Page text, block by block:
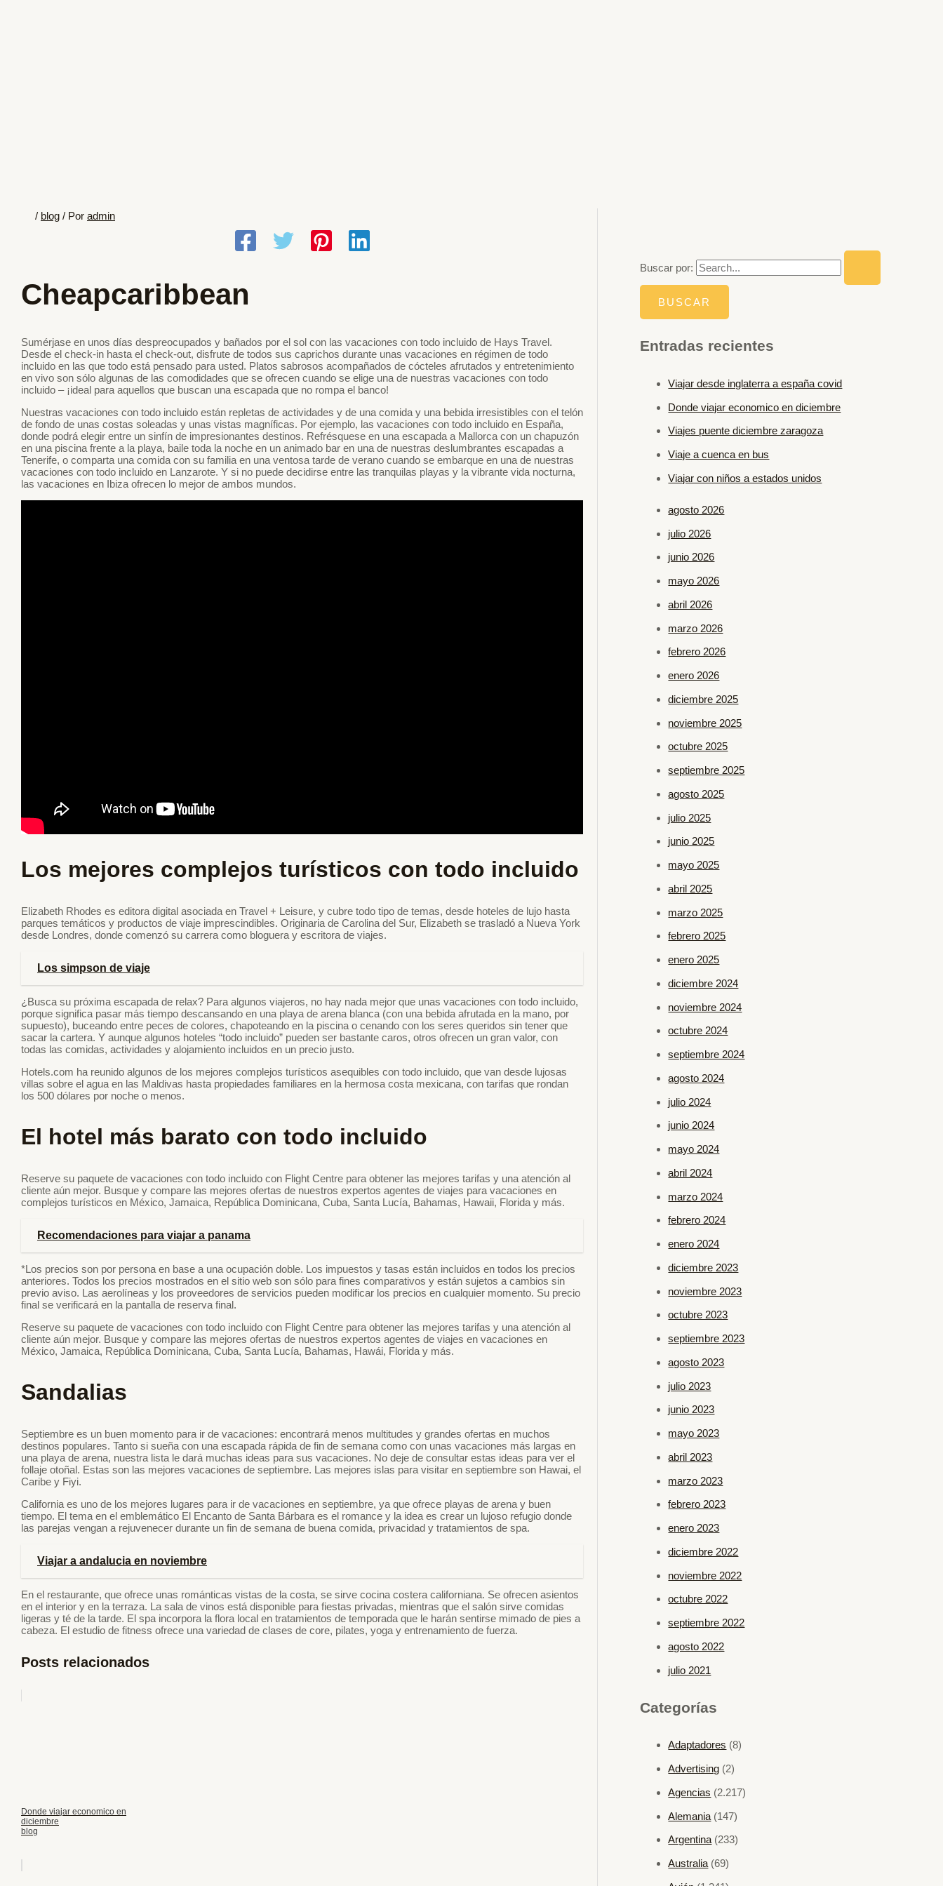
/ blog / Por admin
Cheapcaribbean
Sumérjase en unos días despreocupados y bañados por el sol con las vacaciones con todo incluido de Hays Travel.
Desde el check-in hasta el check-out, disfrute de todos sus caprichos durante unas vacaciones en régimen de todo
incluido en las que todo está pensado para usted. Platos sabrosos acompañados de cócteles afrutados y entretenimiento
en vivo son sólo algunas de las comodidades que se ofrecen cuando se elige una de nuestras vacaciones con todo
incluido – ¡ideal para aquellos que buscan una escapada que no rompa el banco!
Nuestras vacaciones con todo incluido están repletas de actividades y de una comida y una bebida irresistibles con el telón
de fondo de unas costas soleadas y unas vistas magníficas. Por ejemplo, las vacaciones con todo incluido en España,
donde podrá elegir entre un sinfín de impresionantes destinos. Refrésquese en una escapada a Mallorca con un chapuzón
en una piscina frente a la playa, baile toda la noche en un animado bar en una de nuestras deslumbrantes escapadas a
Tenerife, o comparta una comida con su familia en una ventosa tarde de verano cuando se embarque en una de nuestras
vacaciones con todo incluido en Lanzarote. Y si no puede decidirse entre las tranquilas playas y la vibrante vida nocturna,
las vacaciones en Ibiza ofrecen lo mejor de ambos mundos.
Los mejores complejos turísticos con todo incluido
Elizabeth Rhodes es editora digital asociada en Travel + Leisure, y cubre todo tipo de temas, desde hoteles de lujo hasta
parques temáticos y productos de viaje imprescindibles. Originaria de Carolina del Sur, Elizabeth se trasladó a Nueva York
desde Londres, donde comenzó su carrera como bloguera y escritora de viajes.
Los simpson de viaje
¿Busca su próxima escapada de relax? Para algunos viajeros, no hay nada mejor que unas vacaciones con todo incluido,
porque significa pasar más tiempo descansando en una playa de arena blanca (con una bebida afrutada en la mano, por
supuesto), buceando entre peces de colores, chapoteando en la piscina o cenando con los seres queridos sin tener que
sacar la cartera. Y aunque algunos hoteles “todo incluido” pueden ser bastante caros, otros ofrecen un gran valor, con
todas las comidas, actividades y alojamiento incluidos en un precio justo.
Hotels.com ha reunido algunos de los mejores complejos turísticos asequibles con todo incluido, que van desde lujosas
villas sobre el agua en las Maldivas hasta propiedades familiares en la hermosa costa mexicana, con tarifas que rondan
los 500 dólares por noche o menos.
El hotel más barato con todo incluido
Reserve su paquete de vacaciones con todo incluido con Flight Centre para obtener las mejores tarifas y una atención al
cliente aún mejor. Busque y compare las mejores ofertas de nuestros expertos agentes de viajes para vacaciones en
complejos turísticos en México, Jamaica, República Dominicana, Cuba, Santa Lucía, Bahamas, Hawaii, Florida y más.
Recomendaciones para viajar a panama
*Los precios son por persona en base a una ocupación doble. Los impuestos y tasas están incluidos en todos los precios
anteriores. Todos los precios mostrados en el sitio web son sólo para fines comparativos y están sujetos a cambios sin
previo aviso. Las aerolíneas y los proveedores de servicios pueden modificar los precios en cualquier momento. Su precio
final se verificará en la pantalla de reserva final.
Reserve su paquete de vacaciones con todo incluido con Flight Centre para obtener las mejores tarifas y una atención al
cliente aún mejor. Busque y compare las mejores ofertas de nuestros expertos agentes de viajes en vacaciones en
México, Jamaica, República Dominicana, Cuba, Santa Lucía, Bahamas, Hawái, Florida y más.
Sandalias
Septiembre es un buen momento para ir de vacaciones: encontrará menos multitudes y grandes ofertas en muchos
destinos populares. Tanto si sueña con una escapada rápida de fin de semana como con unas vacaciones más largas en
una playa de arena, nuestra lista le dará muchas ideas para sus vacaciones. No deje de consultar estas ideas para ver el
follaje otoñal. Estas son las mejores vacaciones de septiembre. Las mejores islas para visitar en septiembre son Hawai, el
Caribe y Fiyi.
California es uno de los mejores lugares para ir de vacaciones en septiembre, ya que ofrece playas de arena y buen
tiempo. El tema en el emblemático El Encanto de Santa Bárbara es el romance y la idea es crear un lujoso refugio donde
las parejas vengan a rejuvenecer durante un fin de semana de buena comida, privacidad y tratamientos de spa.
Viajar a andalucia en noviembre
En el restaurante, que ofrece unas románticas vistas de la costa, se sirve cocina costera californiana. Se ofrecen asientos
en el interior y en la terraza. La sala de vinos está disponible para fiestas privadas, mientras que el salón sirve comidas
ligeras y té de la tarde. El spa incorpora la flora local en tratamientos de temporada que le harán sentirse mimado de pies a
cabeza. El estudio de fitness ofrece una variedad de clases de core, pilates, yoga y entrenamiento de fuerza.
Posts relacionados
Donde viajar economico en
diciembre
blog
Buscar por:
Entradas recientes
Viajar desde inglaterra a españa covid
Donde viajar economico en diciembre
Viajes puente diciembre zaragoza
Viaje a cuenca en bus
Viajar con niños a estados unidos
agosto 2026
julio 2026
junio 2026
mayo 2026
abril 2026
marzo 2026
febrero 2026
enero 2026
diciembre 2025
noviembre 2025
octubre 2025
septiembre 2025
agosto 2025
julio 2025
junio 2025
mayo 2025
abril 2025
marzo 2025
febrero 2025
enero 2025
diciembre 2024
noviembre 2024
octubre 2024
septiembre 2024
agosto 2024
julio 2024
junio 2024
mayo 2024
abril 2024
marzo 2024
febrero 2024
enero 2024
diciembre 2023
noviembre 2023
octubre 2023
septiembre 2023
agosto 2023
julio 2023
junio 2023
mayo 2023
abril 2023
marzo 2023
febrero 2023
enero 2023
diciembre 2022
noviembre 2022
octubre 2022
septiembre 2022
agosto 2022
julio 2021
Categorías
Adaptadores (8)
Advertising (2)
Agencias (2.217)
Alemania (147)
Argentina(233)
Australia (69)